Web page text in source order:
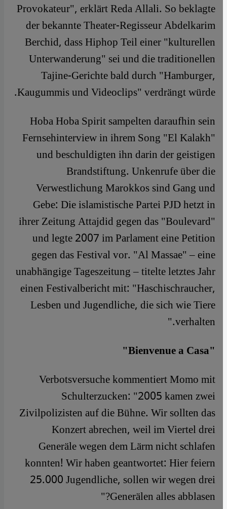
Provokateur", erklärt Reda Allali. So beklagte
der bekannte Theater-Regisseur Abdelkarim
Berchid, dass Hiphop Teil einer "kulturellen
Unterwanderung" sei und die traditionellen
Tajine-Gerichte bald durch "Hamburger,
Kaugummis und Videoclips" verdrängt würde.
Hoba Hoba Spirit sampelten daraufhin sein
Fernsehinterview in ihrem Song "El Kalakh"
und beschuldigten ihn darin der geistigen
Brandstiftung. Unkenrufe über die
Verwestlichung Marokkos sind Gang und
Gebe: Die islamistische Partei PJD hetzt in
ihrer Zeitung Attajdid gegen das "Boulevard"
und legte 2007 im Parlament eine Petition
gegen das Festival vor. "Al Massae" – eine
unabhängige Tageszeitung – titelte letztes Jahr
einen Festivalbericht mit: "Haschischraucher,
Lesben und Jugendliche, die sich wie Tiere
verhalten."
"Bienvenue a Casa"
Verbotsversuche kommentiert Momo mit
Schulterzucken: "2005 kamen zwei
Zivilpolizisten auf die Bühne. Wir sollten das
Konzert abrechen, weil im Viertel drei
Generäle wegen dem Lärm nicht schlafen
konnten! Wir haben geantwortet: Hier feiern
25.000 Jugendliche, sollen wir wegen drei
Generälen alles abblasen?"